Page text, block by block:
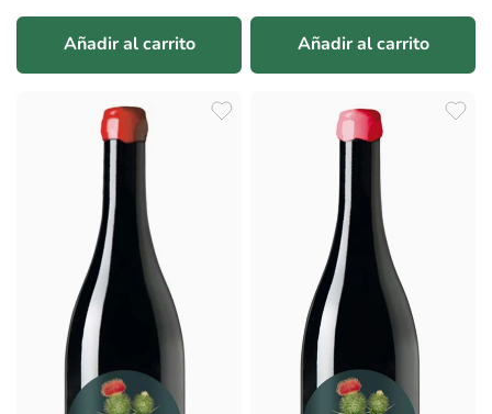
Añadir al carrito Añadir al carrito